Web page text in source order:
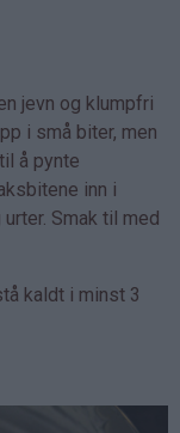
jevn og klumpfri
i små biter, men
å pynte
inn i
Smak til med
kaldt i minst 3